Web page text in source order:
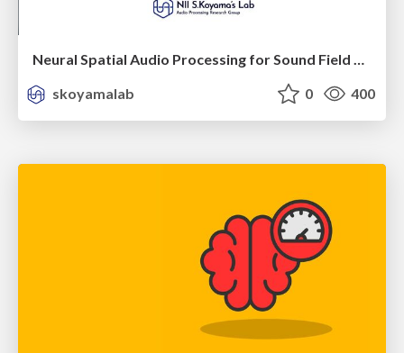
Neural Spatial Audio Processing for Sound Field Analysis and Control
skoyamalab
0 400